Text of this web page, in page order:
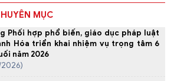
MỤC
Phối hợp phổ biến, giáo dục pháp luật
Hóa triển khai nhiệm vụ trọng tâm 6
năm 2026
2026)